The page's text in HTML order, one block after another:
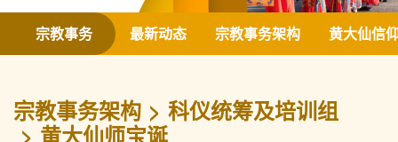
联络我们
宗教事务 最新动态 宗教事务架构 黄大仙信
宗教事务架构
科仪统筹及培训组
黄大仙师宝诞